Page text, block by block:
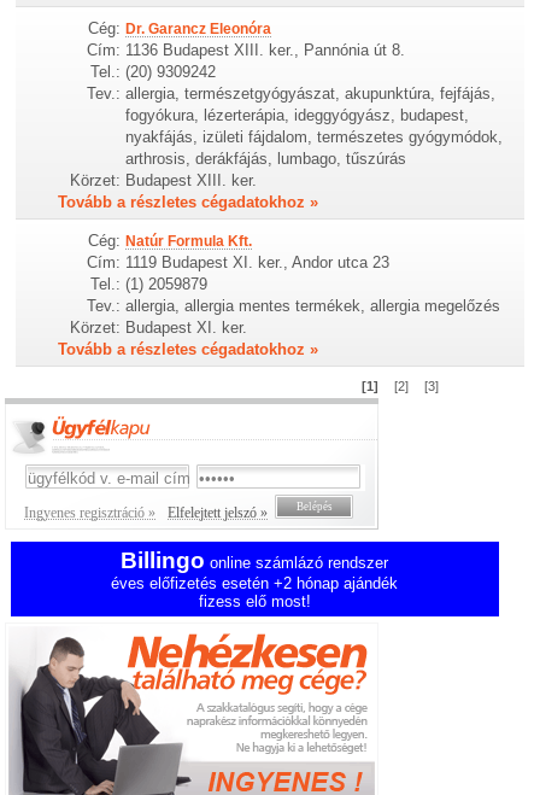
Cég: Dr. Garancz Eleonóra
Cím: 1136 Budapest XIII. ker., Pannónia út 8.
Tel.: (20) 9309242
Tev.: allergia, természetgyógyászat, akupunktúra, fejfájás,
fogyókura, lézerterápia, ideggyógyász, budapest,
nyakfájás, izületi fájdalom, természetes gyógymódok,
arthrosis, derákfájás, lumbago, tűszúrás
Körzet: Budapest XIII. ker.
Tovább a részletes cégadatokhoz »
Cég: Natúr Formula Kft.
Cím: 1119 Budapest XI. ker., Andor utca 23
Tel.: (1) 2059879
Tev.: allergia, allergia mentes termékek, allergia megelőzés
Körzet: Budapest XI. ker.
Tovább a részletes cégadatokhoz »
[1] [2] [3]
Ingyenes regisztráció » Elfelejtett jelszó »
Billingo online számlázó rendszer
éves előfizetés esetén +2 hónap ajándék
fizess elő most!